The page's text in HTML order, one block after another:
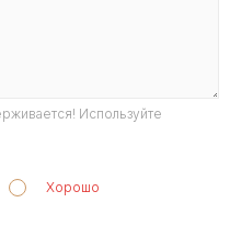
Используйте
Хорошо